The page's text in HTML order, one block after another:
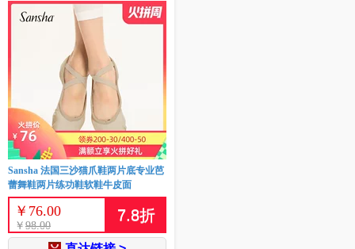
Sansha 法国三沙猫爪鞋两片底专业芭
蕾舞鞋两片练功鞋软鞋牛皮面
￥ 76.00
￥ 98.00
7.8折